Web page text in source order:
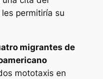
permitiría su
migrantes de
mototaxis en